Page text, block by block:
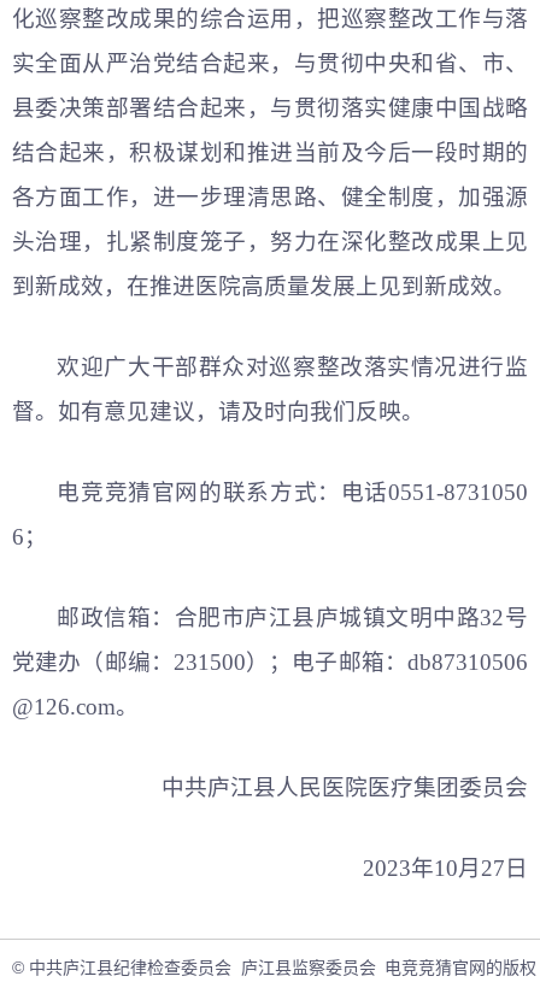
化巡察整改成果的综合运用，把巡察整改工作与落
实全面从严治党结合起来，与贯彻中央和省、市、
县委决策部署结合起来，与贯彻落实健康中国战略
结合起来，积极谋划和推进当前及今后一段时期的
各方面工作，进一步理清思路、健全制度，加强源
头治理，扎紧制度笼子，努力在深化整改成果上见
到新成效，在推进医院高质量发展上见到新成效。
欢迎广大干部群众对巡察整改落实情况进行监
督。如有意见建议，请及时向我们反映。
电竞竞猜官网的联系方式：电话0551-8731050
6；
邮政信箱：合肥市庐江县庐城镇文明中路32号
党建办（邮编：231500）；电子邮箱： db87310506
@126.com。
中共庐江县人民医院医疗集团委员会
2023年10月27日
© 中共庐江县纪律检查委员会 庐江县监察委员会 电竞竞猜官网的版权